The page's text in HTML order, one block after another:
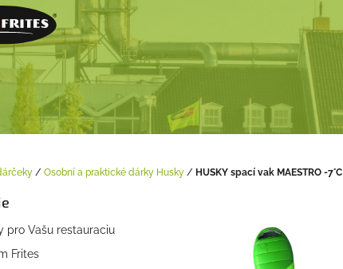
/ Osobní a praktické dárky Husky / HUSKY spací vak MAESTRO -7°C
pro Vašu restauraciu
Frites